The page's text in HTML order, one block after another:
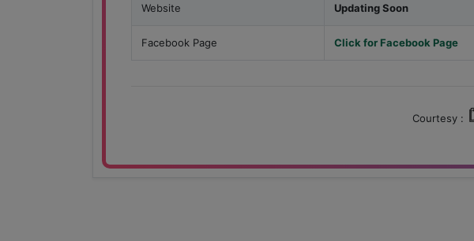
Website Updating Soon
Facebook Page Click for Facebook Page
Courtesy :